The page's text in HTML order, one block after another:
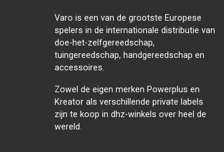
Varo is een van de grootste Europese
spelers in de internationale distributie van
doe-het-zelfgereedschap,
tuingereedschap, handgereedschap en
accessoires.
Zowel de eigen merken Powerplus en
Kreator als verschillende private labels
zijn te koop in dhz-winkels over heel de
wereld.